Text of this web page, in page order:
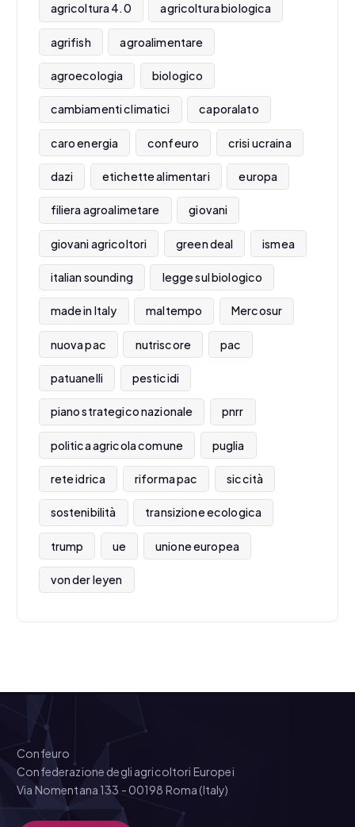
agricoltura 4.0 agricoltura biologica
agrifish agroalimentare
agroecologia biologico
cambiamenti climatici caporalato
caro energia confeuro crisi ucraina
dazi etichette alimentari europa
filiera agroalimetare giovani
giovani agricoltori green deal ismea
italian sounding legge sul biologico
made in Italy maltempo Mercosur
nuova pac nutriscore pac
patuanelli pesticidi
piano strategico nazionale pnrr
politica agricola comune puglia
rete idrica riforma pac siccità
sostenibilità transizione ecologica
trump ue unione europea
von der leyen
Confeuro
Confederazione degli agricoltori Europei
Via Nomentana 133 - 00198 Roma (Italy)